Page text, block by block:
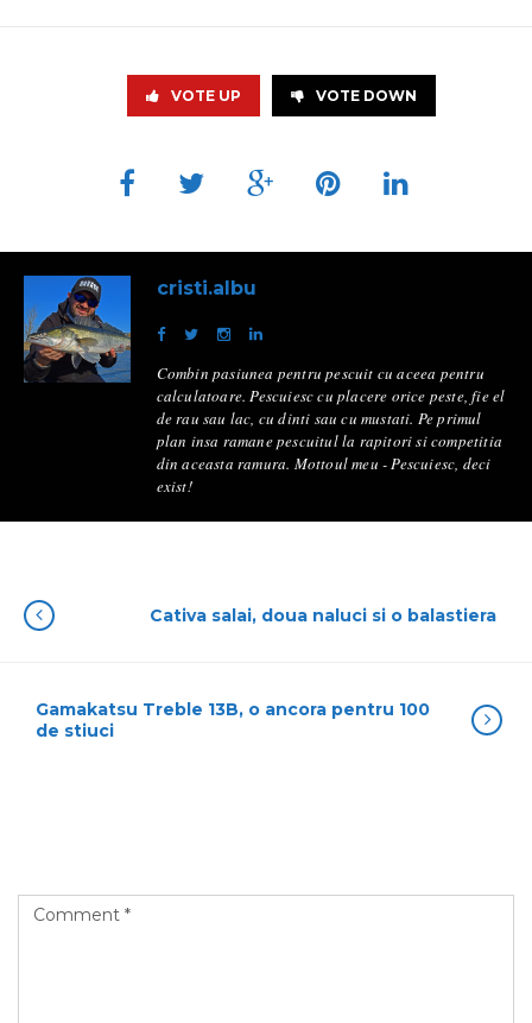
VOTE UP VOTE DOWN
cristi.albu
Combin pasiunea pentru pescuit cu aceea pentru
calculatoare. Pescuiesc cu placere orice peste, fie el
de rau sau lac, cu dinti sau cu mustati. Pe primul
plan insa ramane pescuitul la rapitori si competitia
din aceasta ramura. Mottoul meu - Pescuiesc, deci
exist!
Cativa salai, doua naluci si o balastiera
Gamakatsu Treble 13B, o ancora pentru 100
de stiuci